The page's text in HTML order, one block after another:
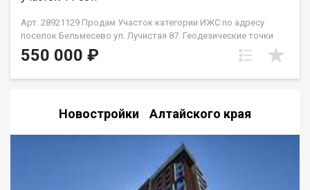
Арт. 28921129 Продам Участок категории ИЖС по адресу
поселок Бельмесево ул. Лучистая 87. Геодезические точки
зафиксированы, ориентиры установлены. Поселок в
непосредственной близости от города Барнаула. При этом
550 000 ₽
Новостройки Алтайского края